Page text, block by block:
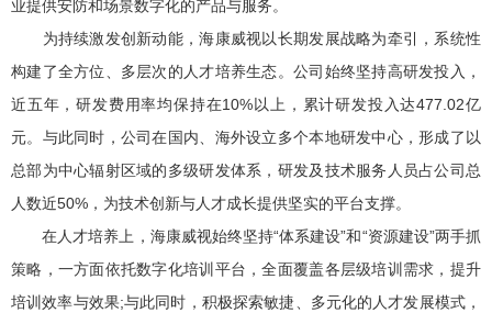
业提供安防和场景数字化的产品与服务。
为持续激发创新动能，海康威视以长期发展战略为牵引，系统性
构建了全方位、多层次的人才培养生态。公司始终坚持高研发投入，
近五年，研发费用率均保持在10%以上，累计研发投入达477.02亿
元。与此同时，公司在国内、海外设立多个本地研发中心，形成了以
总部为中心辐射区域的多级研发体系，研发及技术服务人员占公司总
人数近50%，为技术创新与人才成长提供坚实的平台支撑。
在人才培养上，海康威视始终坚持“体系建设”和“资源建设”两手抓
策略，一方面依托数字化培训平台，全面覆盖各层级培训需求，提升
培训效率与效果;与此同时，积极探索敏捷、多元化的人才发展模式，